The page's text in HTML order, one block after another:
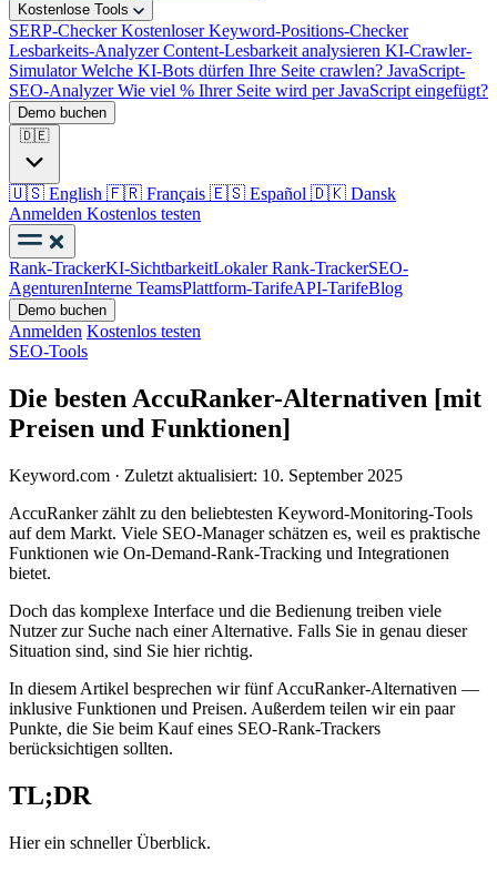
Kostenlose Tools
SERP-CheckerKostenloser Keyword-Positions-Checker
Lesbarkeits-AnalyzerContent-Lesbarkeit analysieren KI-Crawler-
SimulatorWelche KI-Bots dürfen Ihre Seite crawlen? JavaScript-
SEO-AnalyzerWie viel % Ihrer Seite wird per JavaScript eingefügt?
Demo buchen
🇩🇪
🇺🇸 English 🇫🇷 Français 🇪🇸 Español 🇩🇰 Dansk
Anmelden Kostenlos testen
Rank-TrackerKI-SichtbarkeitLokaler Rank-TrackerSEO-
AgenturenInterne TeamsPlattform-TarifeAPI-TarifeBlog
Demo buchen
Anmelden Kostenlos testen
SEO-Tools
Die besten AccuRanker-Alternativen [mit
Preisen und Funktionen]
Keyword.com · Zuletzt aktualisiert: 10. September 2025
AccuRanker zählt zu den beliebtesten Keyword-Monitoring-Tools
auf dem Markt. Viele SEO-Manager schätzen es, weil es praktische
Funktionen wie On-Demand-Rank-Tracking und Integrationen
bietet.
Doch das komplexe Interface und die Bedienung treiben viele
Nutzer zur Suche nach einer Alternative. Falls Sie in genau dieser
Situation sind, sind Sie hier richtig.
In diesem Artikel besprechen wir fünf AccuRanker-Alternativen —
inklusive Funktionen und Preisen. Außerdem teilen wir ein paar
Punkte, die Sie beim Kauf eines SEO-Rank-Trackers
berücksichtigen sollten.
TL;DR
Hier ein schneller Überblick.